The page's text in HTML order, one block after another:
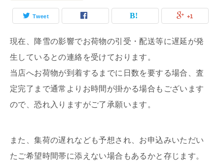
Tweet +1
現在、降雪の影響でお荷物の引受・配送等に遅延が発
生しているとの連絡を受けております。
当店へお荷物が到着するまでに日数を要する場合、査
定完了まで通常よりお時間が掛かる場合もございます
ので、恐れ入りますがご了承願います。
また、集荷の遅れなども予想され、お申込みいただい
たご希望時間帯に添えない場合もあるかと存じます。